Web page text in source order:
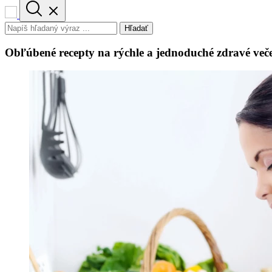
Hľadať
Obľúbené recepty na rýchle a jednoduché zdravé